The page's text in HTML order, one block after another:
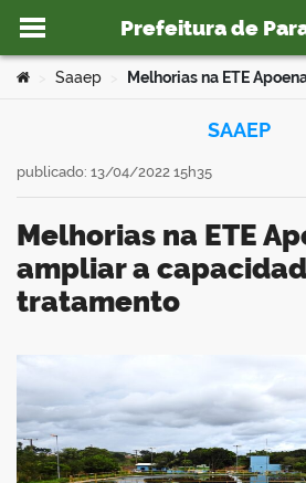
Ir para o conteúdo
Prefeitura de
portal
Você está aqui:
Saaep
SAAEP
Melhorias na ETE Apoena vão
ampliar a
tratamento
publicado: 13/04/2022 15h35